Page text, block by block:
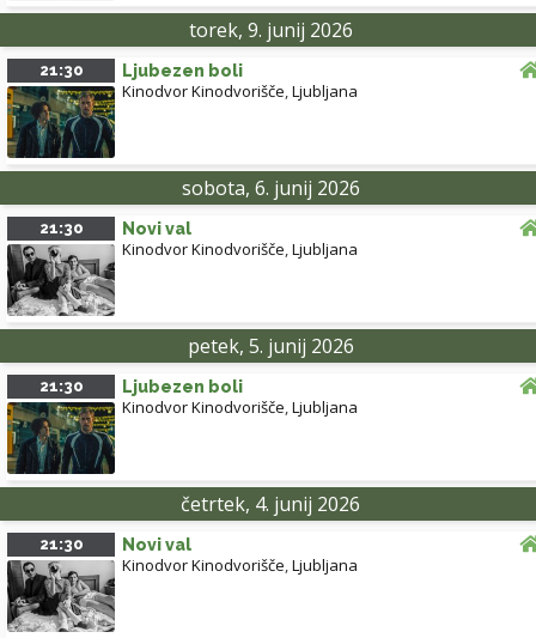
torek, 9. junij 2026
21:30 Ljubezen boli
Kinodvor Kinodvorišče,Ljubljana
sobota, 6. junij 2026
21:30 Novi val
Kinodvor Kinodvorišče,Ljubljana
petek, 5. junij 2026
21:30 Ljubezen boli
Kinodvor Kinodvorišče,Ljubljana
četrtek, 4. junij 2026
21:30 Novi val
Kinodvor Kinodvorišče,Ljubljana